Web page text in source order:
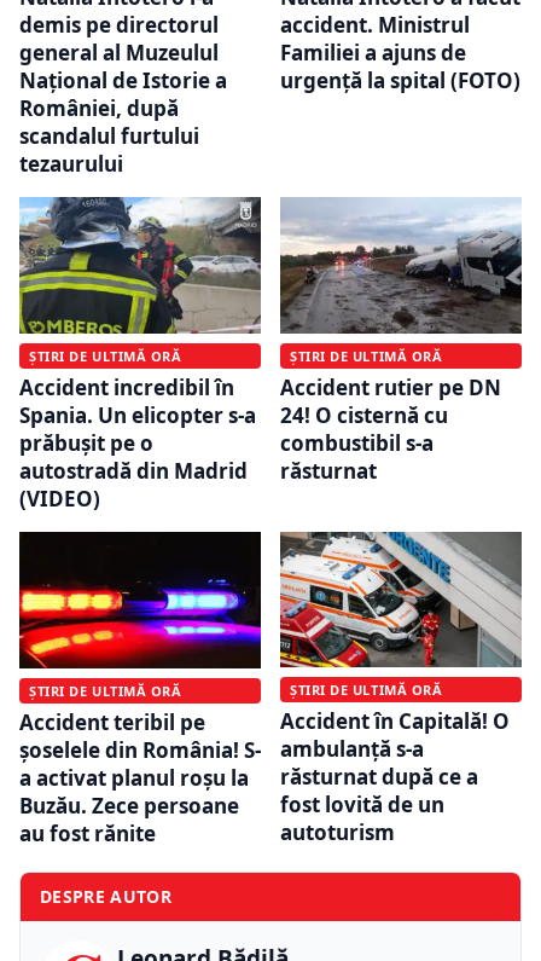
demis pe directorul
general al Muzeulul
Naţional de Istorie a
României, după
scandalul furtului
tezaurului
accident. Ministrul
Familiei a ajuns de
urgență la spital (FOTO)
ȘTIRI DE ULTIMĂ ORĂ
Accident incredibil în
Spania. Un elicopter s-a
prăbușit pe o
autostradă din Madrid
(VIDEO)
ȘTIRI DE ULTIMĂ ORĂ
Accident rutier pe DN
24! O cisternă cu
combustibil s-a
răsturnat
ȘTIRI DE ULTIMĂ ORĂ
Accident teribil pe
șoselele din România! S-
a activat planul roșu la
Buzău. Zece persoane
au fost rănite
ȘTIRI DE ULTIMĂ ORĂ
Accident în Capitală! O
ambulanță s-a
răsturnat după ce a
fost lovită de un
autoturism
DESPRE AUTOR